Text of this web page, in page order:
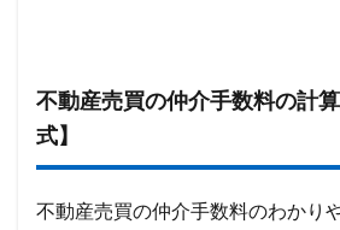
不動産売買の仲介手数料の計
式】
不動産売買の仲介手数料のわかり